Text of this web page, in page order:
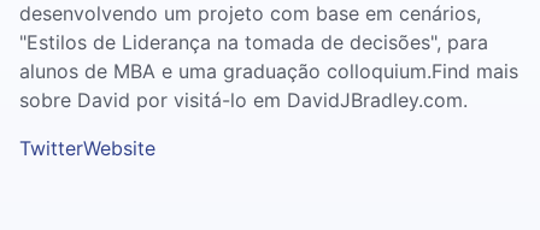
desenvolvendo um projeto com base em cenários,
"Estilos de Liderança na tomada de decisões", para
alunos de MBA e uma graduação colloquium.Find mais
sobre David por visitá-lo em DavidJBradley.com.
TwitterWebsite